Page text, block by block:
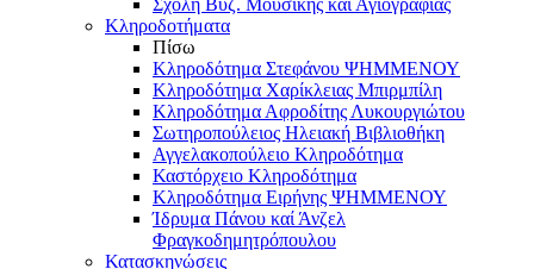
Κληροδοτήματα
Πίσω
Κληροδότημα Στεφάνου ΨΗΜΜΕΝΟΥ
Κληροδότημα Χαρίκλειας Μπιρμπίλη
Κληροδότημα Αφροδίτης Λυκουργιώτου
Σωτηροπούλειος Ηλειακή Βιβλιοθήκη
Αγγελακοπούλειο Κληροδότημα
Καστόρχειο Κληροδότημα
Κληροδότημα Ειρήνης ΨΗΜΜΕΝΟΥ
Ίδρυμα Πάνου καί Άνζελ
Φραγκοδημητρόπουλου
Κατασκηνώσεις